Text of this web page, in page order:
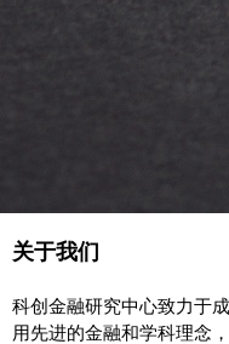
关于我们
科创金融研究中心致力于
用先进的金融和学科理念